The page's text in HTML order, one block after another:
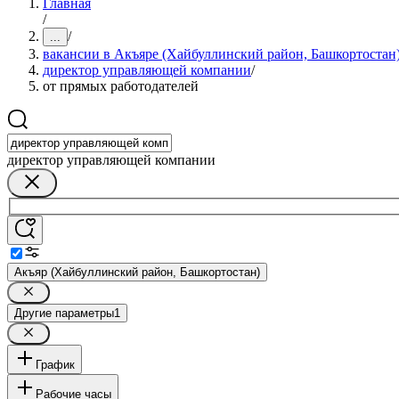
Главная
/
... /
вакансии в Акъяре (Хайбуллинский район,
директор управляющей компании/
от прямых работодателей
директор управляющей компании
Акъяр (Хайбуллинский район, Башкортостан)
Другие параметры1
График
Рабочие часы